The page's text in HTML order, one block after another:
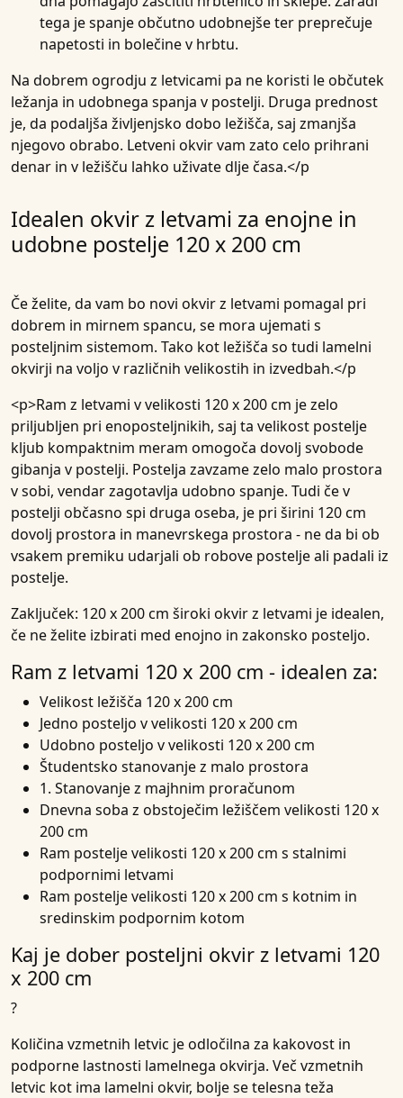
tega je spanje občutno udobnejše ter preprečuje
napetosti in bolečine v hrbtu.
Na dobrem ogrodju z letvicami pa ne koristi le občutek
ležanja in udobnega spanja v postelji. Druga prednost
je, da podaljša življenjsko dobo ležišča, saj zmanjša
njegovo obrabo. Letveni okvir vam zato celo prihrani
denar in v ležišču lahko uživate dlje časa.</p
Idealen okvir z letvami za enojne in
udobne postelje 120 x 200 cm
Če želite, da vam bo novi okvir z letvami pomagal pri
dobrem in mirnem spancu, se mora ujemati s
posteljnim sistemom. Tako kot ležišča so tudi lamelni
okvirji na voljo v različnih velikostih in izvedbah.</p
<p>Ram z letvami v velikosti 120 x 200 cm je zelo
priljubljen pri enoposteljnikih, saj ta velikost postelje
kljub kompaktnim meram omogoča dovolj svobode
gibanja v postelji. Postelja zavzame zelo malo prostora
v sobi, vendar zagotavlja udobno spanje. Tudi če v
postelji občasno spi druga oseba, je pri širini 120 cm
dovolj prostora in manevrskega prostora - ne da bi ob
vsakem premiku udarjali ob robove postelje ali padali iz
postelje.
Zaključek: 120 x 200 cm široki okvir z letvami je idealen,
če ne želite izbirati med enojno in zakonsko posteljo.
Ram z letvami 120 x 200 cm - idealen za:
Velikost ležišča 120 x 200 cm
Jedno posteljo v velikosti 120 x 200 cm
Udobno posteljo v velikosti 120 x 200 cm
Študentsko stanovanje z malo prostora
1. Stanovanje z majhnim proračunom
Dnevna soba z obstoječim ležiščem velikosti 120 x
200 cm
Ram postelje velikosti 120 x 200 cm s stalnimi
podpornimi letvami
Ram postelje velikosti 120 x 200 cm s kotnim in
sredinskim podpornim kotom
Kaj je dober posteljni okvir z letvami 120
x 200 cm
?
Količina vzmetnih letvic je odločilna za kakovost in
podporne lastnosti lamelnega okvirja. Več vzmetnih
letvic kot ima lamelni okvir, bolje se telesna teža